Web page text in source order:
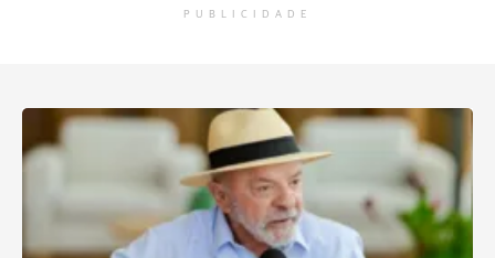
PUBLICIDADE